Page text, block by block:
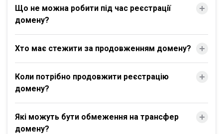
Що не можна робити під час реєстрації
домену?
Хто має стежити за продовженням домену?
Коли потрібно продовжити реєстрацію
домену?
Які можуть бути обмеження на трансфер
домену?